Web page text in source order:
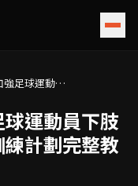
足球運動員
運動員下肢
計劃完整教